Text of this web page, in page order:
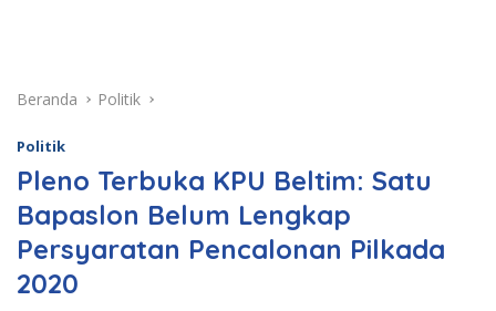
Beranda Politik
Politik
Pleno Terbuka KPU Beltim: Satu
Bapaslon Belum Lengkap
Persyaratan Pencalonan Pilkada
2020